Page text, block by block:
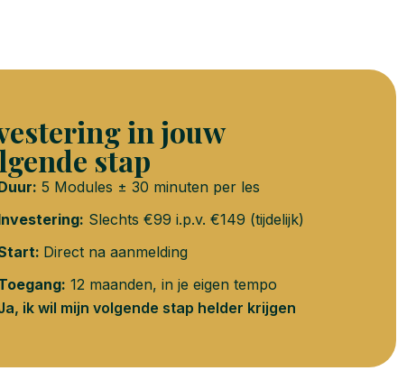
in jouw
stap
5 Modules ± 30 minuten per les
Slechts €99 i.p.v. €149 (tijdelijk)
Direct na aanmelding
12 maanden, in je eigen tempo
ik wil mijn volgende stap helder krijgen